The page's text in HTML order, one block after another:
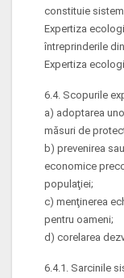
constituie
Expertiza
întreprinderile
Expertiza
6.4. Scopurile
a) adoptarea
măsuri de
b) prevenirea
economice
populaţiei;
c) menţinerea
pentru oameni;
d) corelarea
6.4.1. Sarcinile